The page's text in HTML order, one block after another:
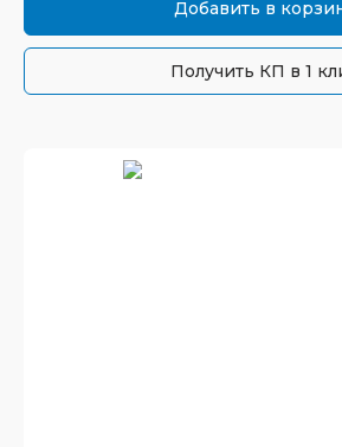
Добавить в
Получить КП в 1